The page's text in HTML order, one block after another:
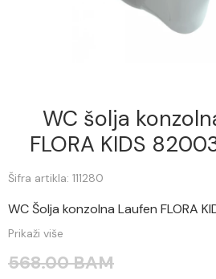
WC šolja
FLORA KIDS
Šifra artikla: 111280
WC Šolja konzolna Laufen FLORA
Prikaži više
568.00 BAM